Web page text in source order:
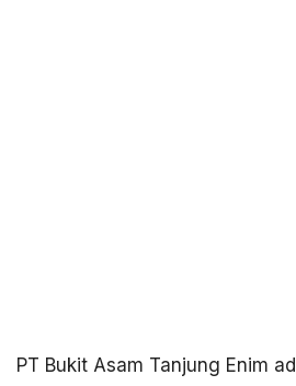
PT Bukit Asam Tanjung Enim